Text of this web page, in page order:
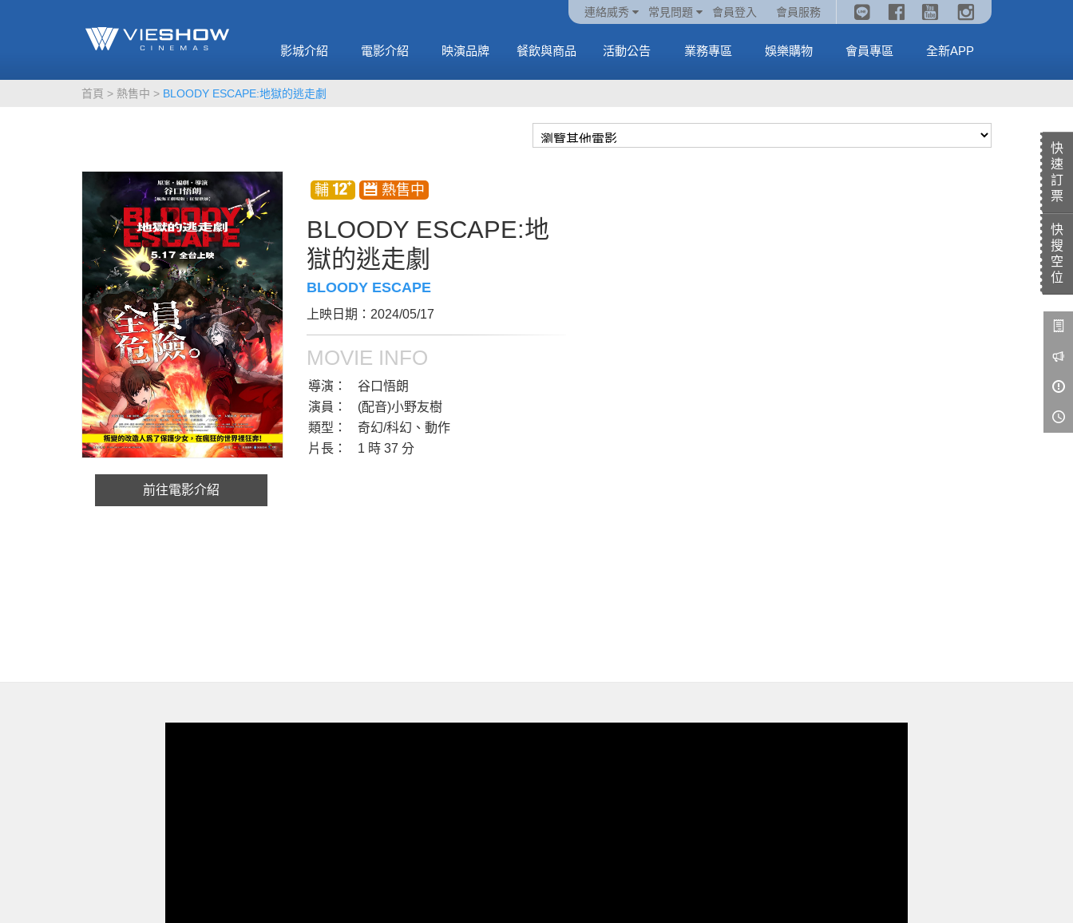
連絡威秀 常見問題 會員登入 會員服務
影城介紹 電影介紹
MORE MORE
火熱預售中《橡樹街
末日》
MORE
火熱預售中《汪汪隊立大功：恐龍大電影》
映演品牌 餐飲與商品
MORE MORE
🥤威秀獨家電影套餐
🥤全台熱賣中
MORE
《劇場版吉伊卡哇》🥤威秀獨家電影套餐🥤
全台熱賣中
MORE
活動公告 業務專區 娛樂購物 會員專區 全新APP
快
速
訂
票
快
搜
空
位
首頁 熱售中 BLOODY ESCAPE:地獄的逃走劇
前往電影介紹
BLOODY ESCAPE:地
獄的逃走劇
BLOODY ESCAPE
上映日期：2024/05/17
MOVIE INFO
導演：
谷口悟朗
演員：
(配音)小野友樹
類型：
奇幻/科幻、動作
片長：
1 時 37 分